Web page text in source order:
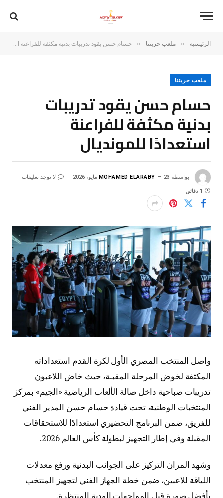
الرئيسية » ملعب حريتنا » حسام حسن يقود تدريبات بدنية مكثفة للفراعنة استعدادًا للمونديال
ملعب حريتنا
حسام حسن يقود تدريبات
بدنية مكثفة للفراعنة
استعدادًا للمونديال
بواسطة MOHAMED ELARABY 23 مايو، 2026 لا توجد تعليقات
1 دقائق
واصل المنتخب المصري الأول لكرة القدم استعداداته
المكثفة لخوض المرحلة المقبلة، حيث خاض اللاعبون
تدريبات صباحية داخل صالة الألعاب الرياضية «الجيم» بمركز
المنتخبات الوطنية، تحت قيادة حسام حسن المدير الفني
للفريق، ضمن البرنامج التحضيري استعدادًا للاستحقاقات
المقبلة وفي إطار التجهيز لبطولة كأس العالم 2026.
وشهد المران التركيز على الجوانب البدنية ورفع معدلات
اللياقة للاعبين، ضمن خطة الجهاز الفني لتجهيز المنتخب
بأفضل صورة قبل المواجهات الودية المنتظرة.